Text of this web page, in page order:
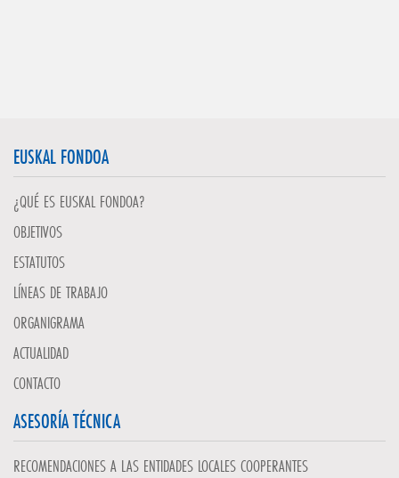
EUSKAL FONDOA
¿QUÉ ES EUSKAL FONDOA?
OBJETIVOS
ESTATUTOS
LÍNEAS DE TRABAJO
ORGANIGRAMA
ACTUALIDAD
CONTACTO
ASESORÍA TÉCNICA
RECOMENDACIONES A LAS ENTIDADES LOCALES COOPERANTES